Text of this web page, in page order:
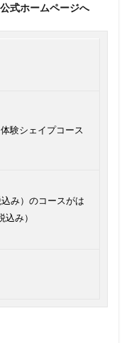
式ホームページへ
験シェイプコース
み）のコースがは
込み）